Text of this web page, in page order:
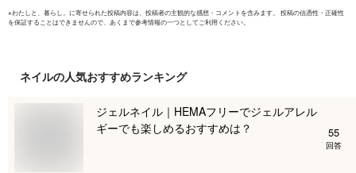
※わたしと、暮らし。 に寄せられた投稿内容は、投稿者の主観的な感想・コメントを含みます。 投稿の信憑性・正確性
を保証することはできませんので、あくまで参考情報の一つとしてご利用ください。
ネイルの人気おすすめランキング
ジェルネイル｜HEMAフリーでジェルアレル
ギーでも楽しめるおすすめは？
55
回答